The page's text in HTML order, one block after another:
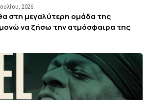
2026
στη μεγαλύτερη ομάδα της
να ζήσω την ατμόσφαιρα της